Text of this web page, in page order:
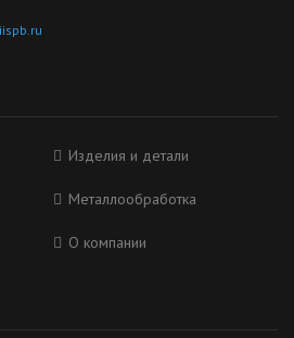
Изделия и детали
Металлообработка
О компании